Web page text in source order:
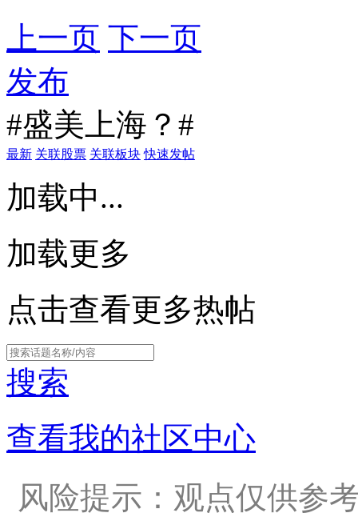
上一页 下一页
发布
#盛美上海？#
最新 关联股票 关联板块 快速发帖
加载中...
加载更多
点击查看更多热帖
搜索
查看我的社区中心
风险提示：观点仅供参